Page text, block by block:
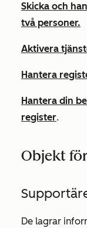
Skicka och
två personer.
Aktivera
Hantera
Hantera din
register.
Objekt
De lagrar